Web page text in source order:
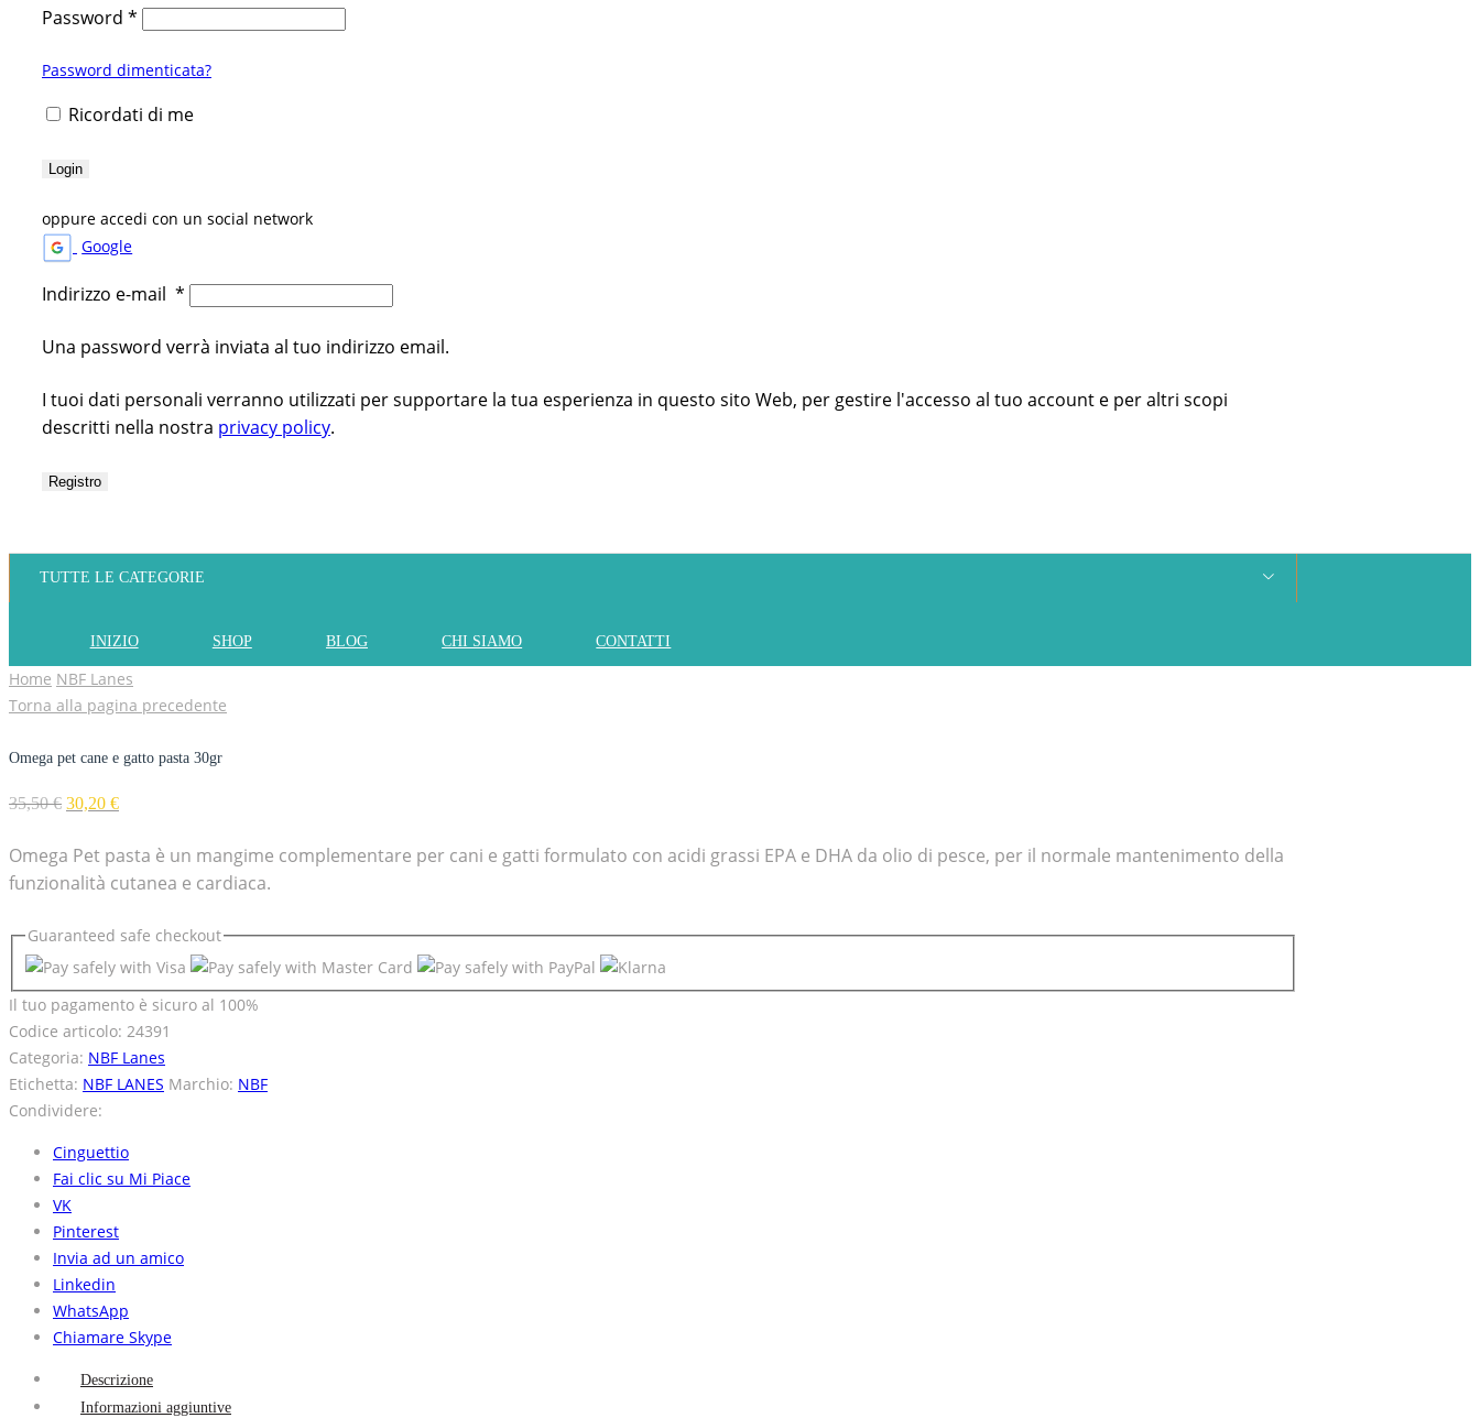
Password *
Password dimenticata?
Ricordati di me
Login
oppure accedi con un social network
Google
Indirizzo e-mail *
Una password verrà inviata al tuo indirizzo email.
I tuoi dati personali verranno utilizzati per supportare la tua esperienza in questo sito Web, per gestire l'accesso al tuo account e per altri scopi
descritti nella nostra privacy policy.
Registro
TUTTE LE CATEGORIE
INIZIO SHOP BLOG CHI SIAMO CONTATTI
Home NBF Lanes
Torna alla pagina precedente
Omega pet cane e gatto pasta 30gr
35,50€ 30,20 €
Omega Pet pasta è un mangime complementare per cani e gatti formulato con acidi grassi EPA e DHA da olio di pesce, per il normale mantenimento della
funzionalità cutanea e cardiaca.
Guaranteed safe checkout
Il tuo pagamento è sicuro al 100%
Codice articolo: 24391
Categoria: NBF Lanes
Etichetta: NBF LANES Marchio: NBF
Condividere:
Cinguettio
Fai clic su Mi Piace
VK
Pinterest
Invia ad un amico
Linkedin
WhatsApp
Chiamare Skype
Descrizione
Informazioni aggiuntive